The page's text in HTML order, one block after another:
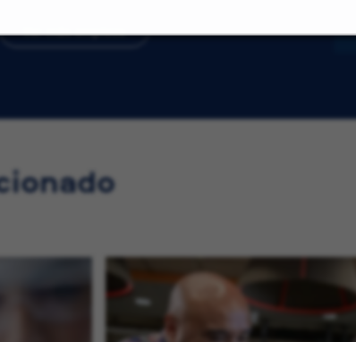
Ver más empleos